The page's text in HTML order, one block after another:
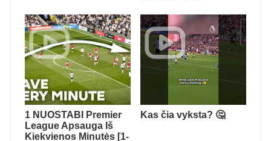
1 NUOSTABI Premier
League Apsauga Iš
Kiekvienos Minutės [1-
Kas čia vyksta? 🤔